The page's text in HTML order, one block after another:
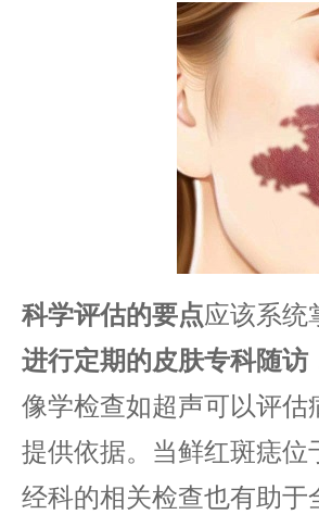
​科学评估的要点​应该系统
进行定期的皮肤专科随访​
像学检查如超声可以评
提供依据。当鲜红斑痣
经科的相关检查也有助